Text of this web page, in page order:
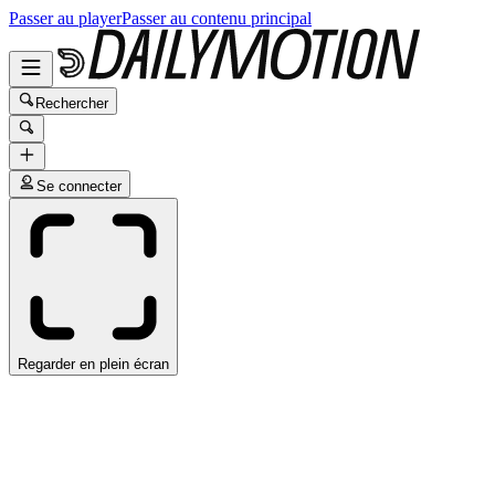
Passer au playerPasser au contenu principal
Rechercher
Se connecter
Regarder en plein écran